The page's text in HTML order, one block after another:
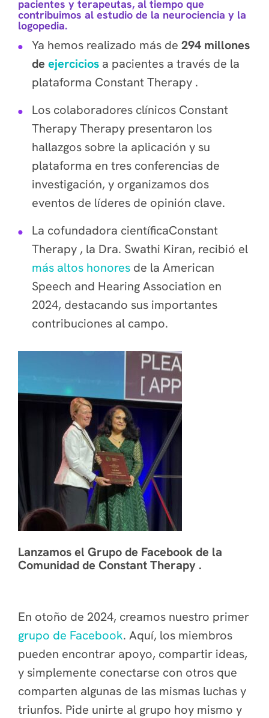
pacientes y terapeutas, al tiempo que
contribuimos al estudio de la neurociencia y la
logopedia.
Ya hemos realizado más de 294 millones
de ejercicios a pacientes a través de la
plataforma Constant Therapy .
Los colaboradores clínicos Constant
Therapy Therapy presentaron los
hallazgos sobre la aplicación y su
plataforma en tres conferencias de
investigación, y organizamos dos
eventos de líderes de opinión clave.
La cofundadora científicaConstant
Therapy , la Dra. Swathi Kiran, recibió el
más altos honores de la American
Speech and Hearing Association en
2024, destacando sus importantes
contribuciones al campo.
Lanzamos el Grupo de Facebook de la
Comunidad de Constant Therapy .
En otoño de 2024, creamos nuestro primer
grupo de Facebook. Aquí, los miembros
pueden encontrar apoyo, compartir ideas,
y simplemente conectarse con otros que
comparten algunas de las mismas luchas y
triunfos. Pide unirte al grupo hoy mismo y